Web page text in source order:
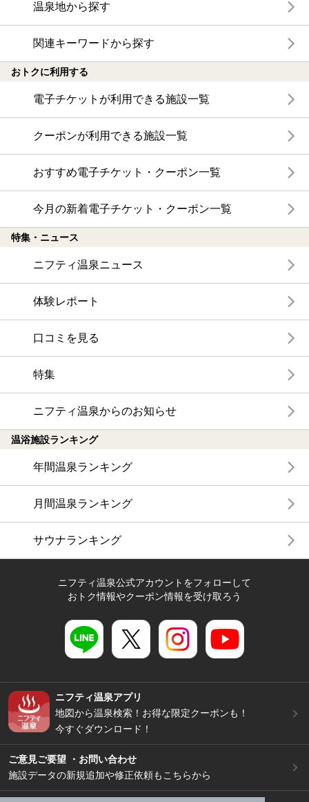
温泉地から探す
関連キーワードから探す
おトクに利用する
電子チケットが利用できる施設一覧
クーポンが利用できる施設一覧
おすすめ電子チケット・クーポン一覧
今月の新着電子チケット・クーポン一覧
特集・ニュース
ニフティ温泉ニュース
体験レポート
口コミを見る
特集
ニフティ温泉からのお知らせ
温浴施設ランキング
年間温泉ランキング
月間温泉ランキング
サウナランキング
ニフティ温泉公式アカウントをフォローして
おトク情報やクーポン情報を受け取ろう
ニフティ温泉アプリ
地図から温泉検索！お得な限定クーポンも！
今すぐダウンロード！
ご意見ご要望 ・お問い合わせ
施設データの新規追加や修正依頼もこちらから